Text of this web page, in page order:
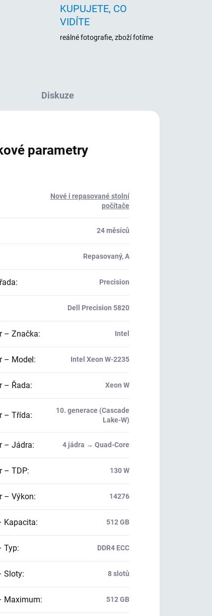
KUPUJETE, CO
VIDÍTE
reálné fotografie, zboží fotíme
Diskuze
parametry
Nové i repasované stolní
počítače
24 měsíců
Repasovaný, A
: Precision
Dell Precision 5820
– Značka: Intel
– Model : Intel Xeon W-2235
– Řada: Xeon W
– Třída:
10. generace (Cascade
Lake-W)
– Jádra: 4 jádra → Quad-Core
– TDP: 130 W
– Výkon: 14276
Kapacita: 512 GB
Typ: DDR4 ECC
Sloty: 8 slotů
Maximum: 512 GB